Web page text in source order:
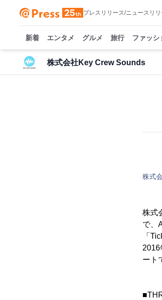
プレスリリース/ニュースリ
新着 エンタメ グルメ 旅行 ファッシ
株式会社Key Crew Sounds
株式
株式
で、
「
2016
ート